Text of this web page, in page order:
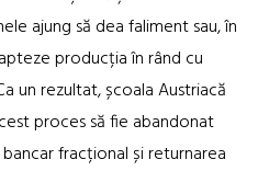
ajung să dea faliment sau, în
producția în rând cu
un rezultat, școala Austriacă
proces să fie abandonat
fracțional și returnarea